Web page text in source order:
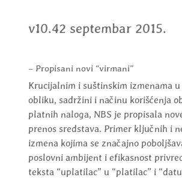
v10.42 septembar 2015.
– Propisani novi “virmani”
Krucijalnim i suštinskim izmenama
obliku, sadržini i načinu korišćenja
platnih naloga, NBS je propisala
prenos sredstava. Primer ključnih i
izmena kojima se značajno
poslovni ambijent i efikasnost
teksta “uplatilac” u “platilac” i